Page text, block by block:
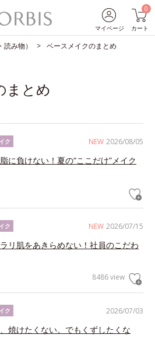
マイページ
0
カート
み物） ベースメイクのまとめ
まとめ
NEW 2026/08/05
ク
に負けない！夏の“ここだけ”メイク
NEW 2026/07/15
ク
リ肌をあきらめない！社員のこだわ
8486 view
2026/07/03
ク
焼けたくない。でもくずしたくな